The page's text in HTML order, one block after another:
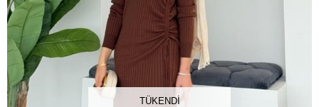
TÜKENDI